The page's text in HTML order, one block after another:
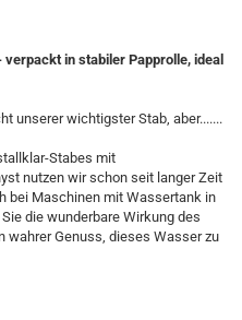
verpackt in stabiler Papprolle, ideal
unserer wichtigster Stab, aber.......
Stabes mit
nutzen wir schon seit langer Zeit
bei Maschinen mit Wassertank in
die wunderbare Wirkung des
wahrer Genuss, dieses Wasser zu